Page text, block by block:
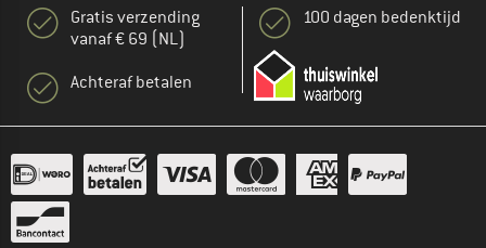
Gratis verzending
vanaf € 69 (NL)
Achteraf betalen
100 dagen bedenktijd